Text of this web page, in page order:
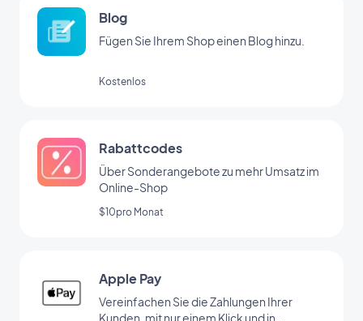
Blog
Fügen Sie Ihrem Shop einen Blog hinzu.
Kostenlos
Rabattcodes
Über Sonderangebote zu mehr Umsatz im
Online-Shop
$10pro Monat
Apple Pay
Vereinfachen Sie die Zahlungen Ihrer
Kunden, mit nur einem Klick und in